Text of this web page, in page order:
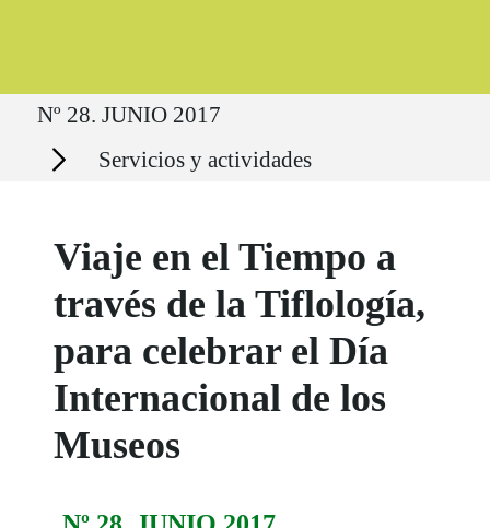
Ruta del sitio
Nº 28. JUNIO 2017
Secciones Servicios y actividades
Viaje en el Tiempo a
través de la Tiflología,
para celebrar el Día
Internacional de los
Museos